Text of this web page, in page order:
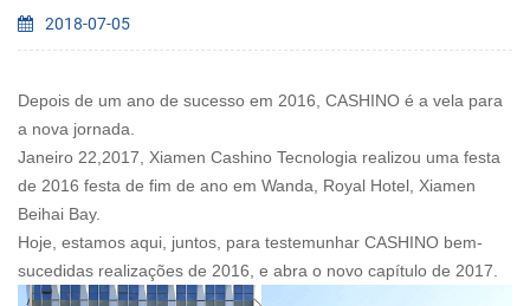
2018-07-05
Depois de um ano de sucesso em 2016, CASHINO é a vela para
a nova jornada.
Janeiro 22,2017, Xiamen Cashino Tecnologia realizou uma festa
de 2016 festa de fim de ano em Wanda, Royal Hotel, Xiamen
Beihai Bay.
Hoje, estamos aqui, juntos, para testemunhar CASHINO bem-
sucedidas realizações de 2016, e abra o novo capítulo de 2017.